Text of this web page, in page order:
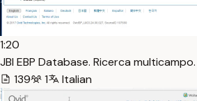
1:20
JBI EBP Database. Ricerca
139
1 Italian